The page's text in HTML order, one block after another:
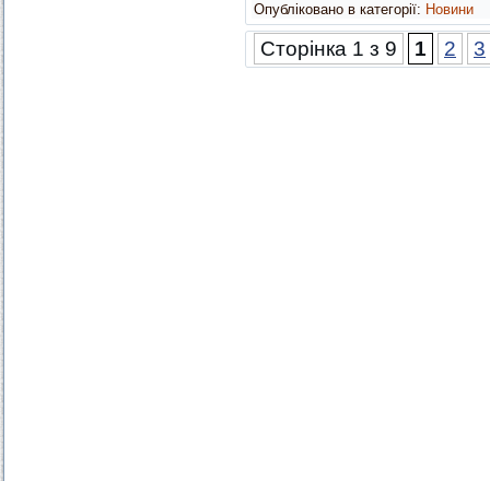
Опубліковано в категорії: Новини
Сторінка 1 з 9 1 2 3